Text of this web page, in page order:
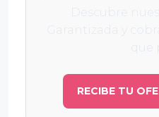
RECIBE TU